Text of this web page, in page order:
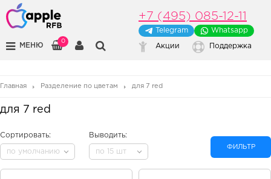
МЕНЮ
0
+7 (495) 085-12-11
Telegram Whatsapp
Акции Поддержка
Главная Разделение по цветам для 7 red
для 7 red
Сортировать:
по умолчанию
Выводить:
по 15 шт
ФИЛЬТР